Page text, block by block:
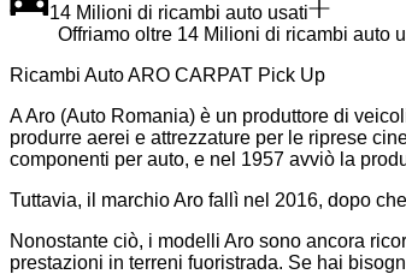
14 Milioni di ricambi auto usati
Offriamo oltre 14 Milioni di ricambi auto
Ricambi Auto ARO CARPAT Pick Up
A Aro (Auto Romania) è un produttore di
produrre aerei e attrezzature per le riprese
componenti per auto, e nel 1957 avviò la
Tuttavia, il marchio Aro fallì nel 2016, dopo
Nonostante ciò, i modelli Aro sono ancora
prestazioni in terreni fuoristrada. Se hai